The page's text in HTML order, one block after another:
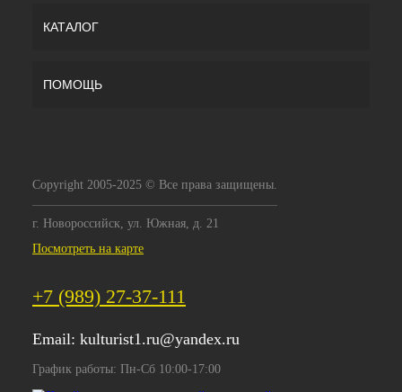
КАТАЛОГ
ПОМОЩЬ
Copyright 2005-2025 © Все права защищены.
г. Новороссийск, ул. Южная, д. 21
Посмотреть на карте
+7 (989) 27-37-111
Email: kulturist1.ru@yandex.ru
График работы: Пн-Сб 10:00-17:00